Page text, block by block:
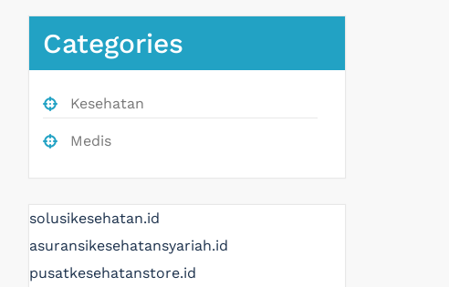
Categories
Kesehatan
Medis
solusikesehatan.id
asuransikesehatansyariah.id
pusatkesehatanstore.id